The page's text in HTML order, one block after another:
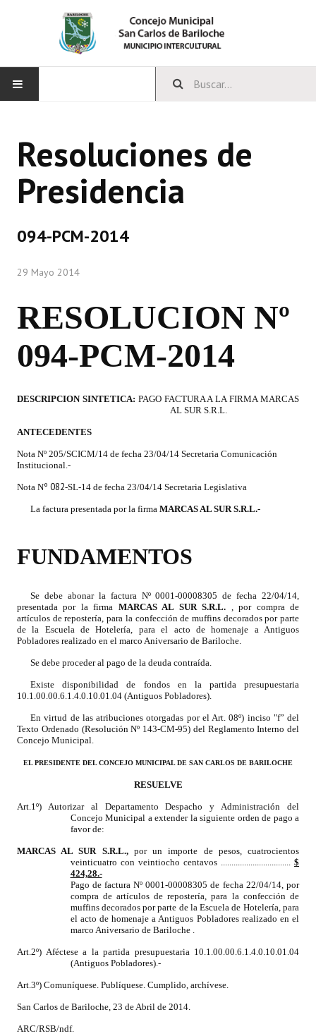
CONCEJO
Bloques Políticos
Comisiones Permanentes
Comisiones Especiales
Programas
LEGISLACIÓN
Constitución Nacional
Carta Orgánica 2007
Reglamento Interno
Digesto
Informes de Gestión
Proyectos Presentados
Dictámenes Asesoría Letrada
Actas de Sesión
Informes de Unidad Coordinadora
Ejecución Presupuestaria
NORMATIVA
Declaraciones
Resoluciones
Resoluciones de Presidencia
INSTITUCIONAL
Antiguos Pobladores
Resoluciones de
Presidencia
094-PCM-2014
29 Mayo 2014
RESOLUCION Nº
094-PCM-2014
DESCRIPCION SINTETICA: PAGO FACTURA A LA FIRMA MARCAS
AL SUR S.R.L.
ANTECEDENTES
Nota Nº 205/SCICM/14 de fecha 23/04/14 Secretaria Comunicación
Institucional.-
Nota Nº 082-SL-14 de fecha 23/04/14 Secretaria Legislativa
La factura presentada por la firmaMARCAS AL SUR S.R.L.-
FUNDAMENTOS
Se debe abonar la factura Nº 0001-00008305 de fecha 22/04/14,
presentada por la firma MARCAS AL SUR S.R.L. , por compra de
artículos de repostería, para la confección de muffins decorados por parte
de la Escuela de Hotelería, para el acto de homenaje a Antiguos
Pobladores realizado en el marco Aniversario de Bariloche.
Se debe proceder al pago de la deuda contraída.
Existe disponibilidad de fondos en la partida presupuestaria
10.1.00.00.6.1.4.0.10.01.04 (Antiguos Pobladores).
En virtud de las atribuciones otorgadas por el Art. 08º) inciso "f” del
Texto Ordenado (Resolución Nº 143-CM-95) del Reglamento Interno del
Concejo Municipal.
EL PRESIDENTE DEL CONCEJO MUNICIPAL DE SAN CARLOS DE BARILOCHE
RESUELVE
Art.1º) Autorizar al Departamento Despacho y Administración del
Concejo Municipal a extender la siguiente orden de pago a
favor de:
MARCAS AL SUR S.R.L.,por un importe de pesos, cuatrocientos
veinticuatro con veintiocho centavos ................................. $
424,28.-
Pago de factura Nº 0001-00008305 de fecha 22/04/14, por
compra de artículos de repostería, para la confección de
muffins decorados por parte de la Escuela de Hotelería, para
el acto de homenaje a Antiguos Pobladores realizado en el
marco Aniversario de Bariloche .
Art.2º) Aféctese a la partida presupuestaria 10.1.00.00.6.1.4.0.10.01.04
(Antiguos Pobladores).-
Art.3º) Comuníquese. Publíquese. Cumplido, archívese.
San Carlos de Bariloche, 23 de Abril de 2014.
ARC/RSB/ndf.